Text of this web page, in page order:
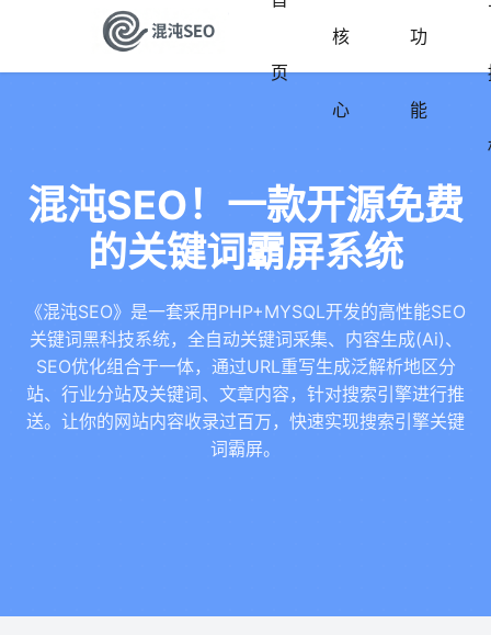
页
核
心
功
能
混沌SEO！一款开源免费
的关键词霸屏系统
《混沌SEO》是一套采用PHP+MYSQL开发的高性能SEO
关键词黑科技系统，全自动关键词采集、内容生成(Ai)、
SEO优化组合于一体，通过URL重写生成泛解析地区分
站、行业分站及关键词、文章内容，针对搜索引擎进行推
送。让你的网站内容收录过百万，快速实现搜索引擎关键
词霸屏。